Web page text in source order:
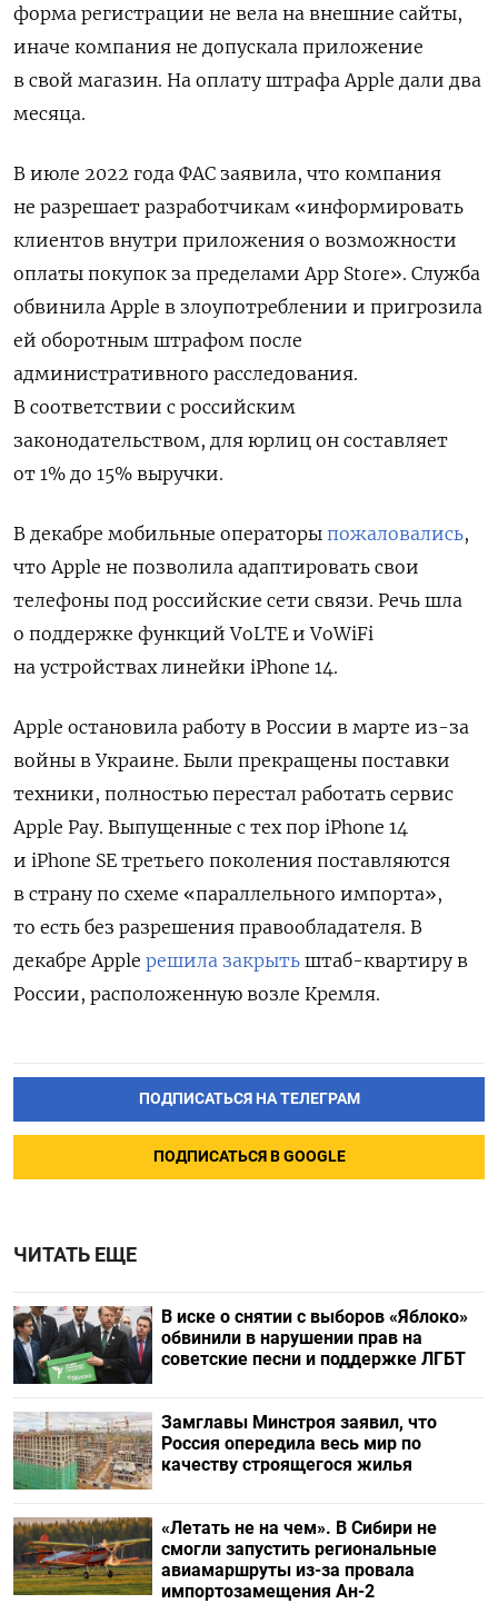
форма регистрации не вела на внешние сайты,
иначе компания не допускала приложение
в свой магазин. На оплату штрафа Apple дали два
месяца.
В июле 2022 года ФАС заявила, что компания
не разрешает разработчикам «информировать
клиентов внутри приложения о возможности
оплаты покупок за пределами App Store». Служба
обвинила Apple в злоупотреблении и пригрозила
ей оборотным штрафом после
административного расследования.
В соответствии с российским
законодательством, для юрлиц он составляет
от 1% до 15% выручки.
В декабре мобильные операторы пожаловались,
что Apple не позволила адаптировать свои
телефоны под российские сети связи. Речь шла
о поддержке функций VoLTE и VoWiFi
на устройствах линейки iPhone 14.
Apple остановила работу в России в марте из-за
войны в Украине. Были прекращены поставки
техники, полностью перестал работать сервис
Apple Pay. Выпущенные с тех пор iPhone 14
и iPhone SE третьего поколения поставляются
в страну по схеме «параллельного импорта»,
то есть без разрешения правообладателя. В
декабре Apple решила закрыть штаб-квартиру в
России, расположенную возле Кремля.
ПОДПИСАТЬСЯ НА ТЕЛЕГРАМ
ПОДПИСАТЬСЯ В GOOGLE
ЧИТАТЬ ЕЩЕ
В иске о снятии с выборов «Яблоко»
обвинили в нарушении прав на
советские песни и поддержке ЛГБТ
Замглавы Минстроя заявил, что
Россия опередила весь мир по
качеству строящегося жилья
«Летать не на чем». В Сибири не
смогли запустить региональные
авиамаршруты из-за провала
импортозамещения Ан-2